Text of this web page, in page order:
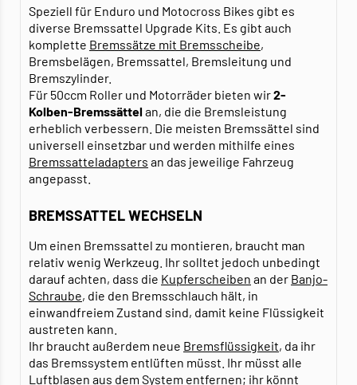
Speziell für Enduro und Motocross Bikes gibt es
diverse Bremssattel Upgrade Kits. Es gibt auch
komplette Bremssätze mit Bremsscheibe,
Bremsbelägen, Bremssattel, Bremsleitung und
Bremszylinder.
Für 50ccm Roller und Motorräder bieten wir2-
Kolben-Bremssättelan, die die Bremsleistung
erheblich verbessern. Die meisten Bremssättel sind
universell einsetzbar und werden mithilfe eines
Bremssatteladapters an das jeweilige Fahrzeug
angepasst.
BREMSSATTEL WECHSELN
Um einen Bremssattel zu montieren, braucht man
relativ wenig Werkzeug. Ihr solltet jedoch unbedingt
darauf achten, dass die Kupferscheiben an der Banjo-
Schraube, die den Bremsschlauch hält, in
einwandfreiem Zustand sind, damit keine Flüssigkeit
austreten kann.
Ihr braucht außerdem neue Bremsflüssigkeit, da ihr
das Bremssystem entlüften müsst. Ihr müsst alle
Luftblasen aus dem System entfernen; ihr könnt